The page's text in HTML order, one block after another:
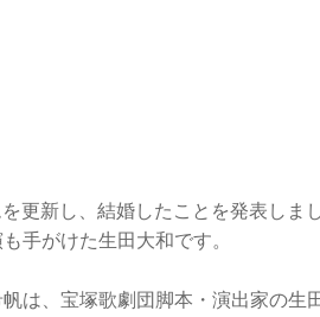
更新し、結婚したことを発表しまし
手がけた生田大和です。
は、宝塚歌劇団脚本・演出家の生